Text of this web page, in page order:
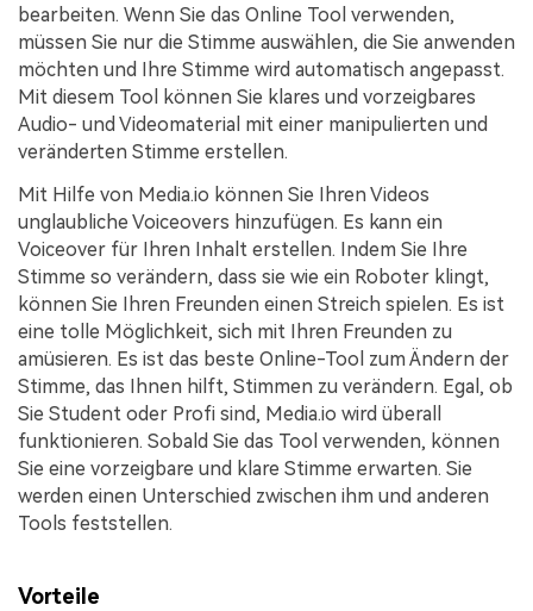
bearbeiten. Wenn Sie das Online Tool verwenden,
müssen Sie nur die Stimme auswählen, die Sie anwenden
möchten und Ihre Stimme wird automatisch angepasst.
Mit diesem Tool können Sie klares und vorzeigbares
Audio- und Videomaterial mit einer manipulierten und
veränderten Stimme erstellen.
Mit Hilfe von Media.io können Sie Ihren Videos
unglaubliche Voiceovers hinzufügen. Es kann ein
Voiceover für Ihren Inhalt erstellen. Indem Sie Ihre
Stimme so verändern, dass sie wie ein Roboter klingt,
können Sie Ihren Freunden einen Streich spielen. Es ist
eine tolle Möglichkeit, sich mit Ihren Freunden zu
amüsieren. Es ist das beste Online-Tool zum Ändern der
Stimme, das Ihnen hilft, Stimmen zu verändern. Egal, ob
Sie Student oder Profi sind, Media.io wird überall
funktionieren. Sobald Sie das Tool verwenden, können
Sie eine vorzeigbare und klare Stimme erwarten. Sie
werden einen Unterschied zwischen ihm und anderen
Tools feststellen.
Vorteile